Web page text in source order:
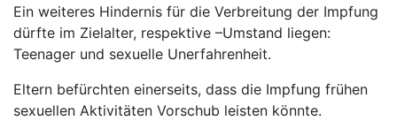
Ein weiteres Hindernis für die Verbreitung der Impfung
dürfte im Zielalter, respektive –Umstand liegen:
Teenager und sexuelle Unerfahrenheit.
Eltern befürchten einerseits, dass die Impfung frühen
sexuellen Aktivitäten Vorschub leisten könnte.